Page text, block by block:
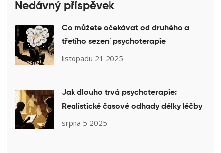
Nedávný příspěvek
Co můžete očekávat od druhého a
třetího sezení psychoterapie
listopadu 21 2025
Jak dlouho trvá psychoterapie:
Realistické časové odhady délky léčby
srpna 5 2025